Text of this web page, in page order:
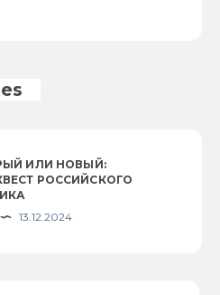
ИЛИ НОВЫЙ:
РОССИЙСКОГО
13.12.2024